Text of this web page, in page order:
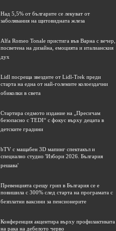
Над 5,5% от българите се лекуват от
заболявания на щитовидната жлеза
Alfa Romeo Tonale пристига във Варна с вечер,
посветена на дизайна, емоцията и италианския
дух
Lidl посреща звездите от Lidl-Trek преди
старта на една от най-големите колоездачни
обиколки в света
Стартира седмото издание на „Пресичам
безопасно с TEDI“ с фокус върху децата в
детските градини
bTV с мащабен 3D мапинг спектакъл и
специално студио 'Избори 2026. България
решава'
Превенцията срещу грип в България се е
повишила с 300% след старта на програмата с
безплатни ваксини за пенсионерите
Конференция акцентира върху профилактиката